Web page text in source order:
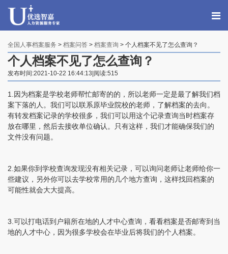
全国人事档案服务 > 档案问答 > 档案查询 > 个人档案不见了怎么查询？
个人档案不见了怎么查询？
发布时间:2021-10-22 16:44:13|阅读:515
1.因为档案是学校老师帮忙邮寄的的，所以老师一定是最了解我们档
案下落的人。我们可以联系原毕业院校的老师，了解档案的去向。
有转发档案记录的学校很多，我们可以用这个记录查询当时档案存
放在哪里，然后去接收单位确认。只有这样，我们才能确保我们的
文件没有问题。
2.如果你到学校查询发现没有相关记录，可以询问老师让老师给你一
些建议，另外你可以去学校常用的几个地方查询，这样找回档案的
可能性就会大大提高。
3.可以打电话到户籍所在地的人才中心查询，看看档案是否邮寄到当
地的人才中心，因为很多学校会在毕业后将我们的个人档案。
程女士 134****3518 【申请成功】